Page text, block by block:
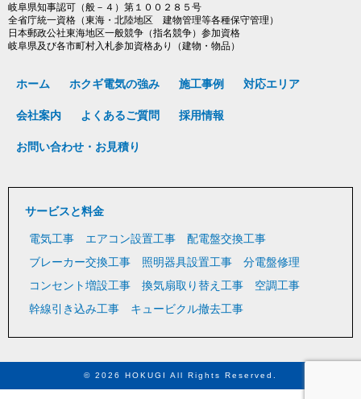
岐阜県知事認可（般－４）第１００２８５号
全省庁統一資格（東海・北陸地区 建物管理等各種保守管理）
日本郵政公社東海地区一般競争（指名競争）参加資格
岐阜県及び各市町村入札参加資格あり（建物・物品）
ホーム ホクギ電気の強み 施工事例 対応エリア
会社案内 よくあるご質問 採用情報
お問い合わせ・お見積り
サービスと料金
電気工事 エアコン設置工事
配電盤交換工事
ブレーカー交換工事
照明器具設置工事
分電盤修理
コンセント増設工事
換気扇取り替え工事
空調工事
幹線引き込み工事
キュービクル撤去工事
© 2026 HOKUGI All Rights Reserved.